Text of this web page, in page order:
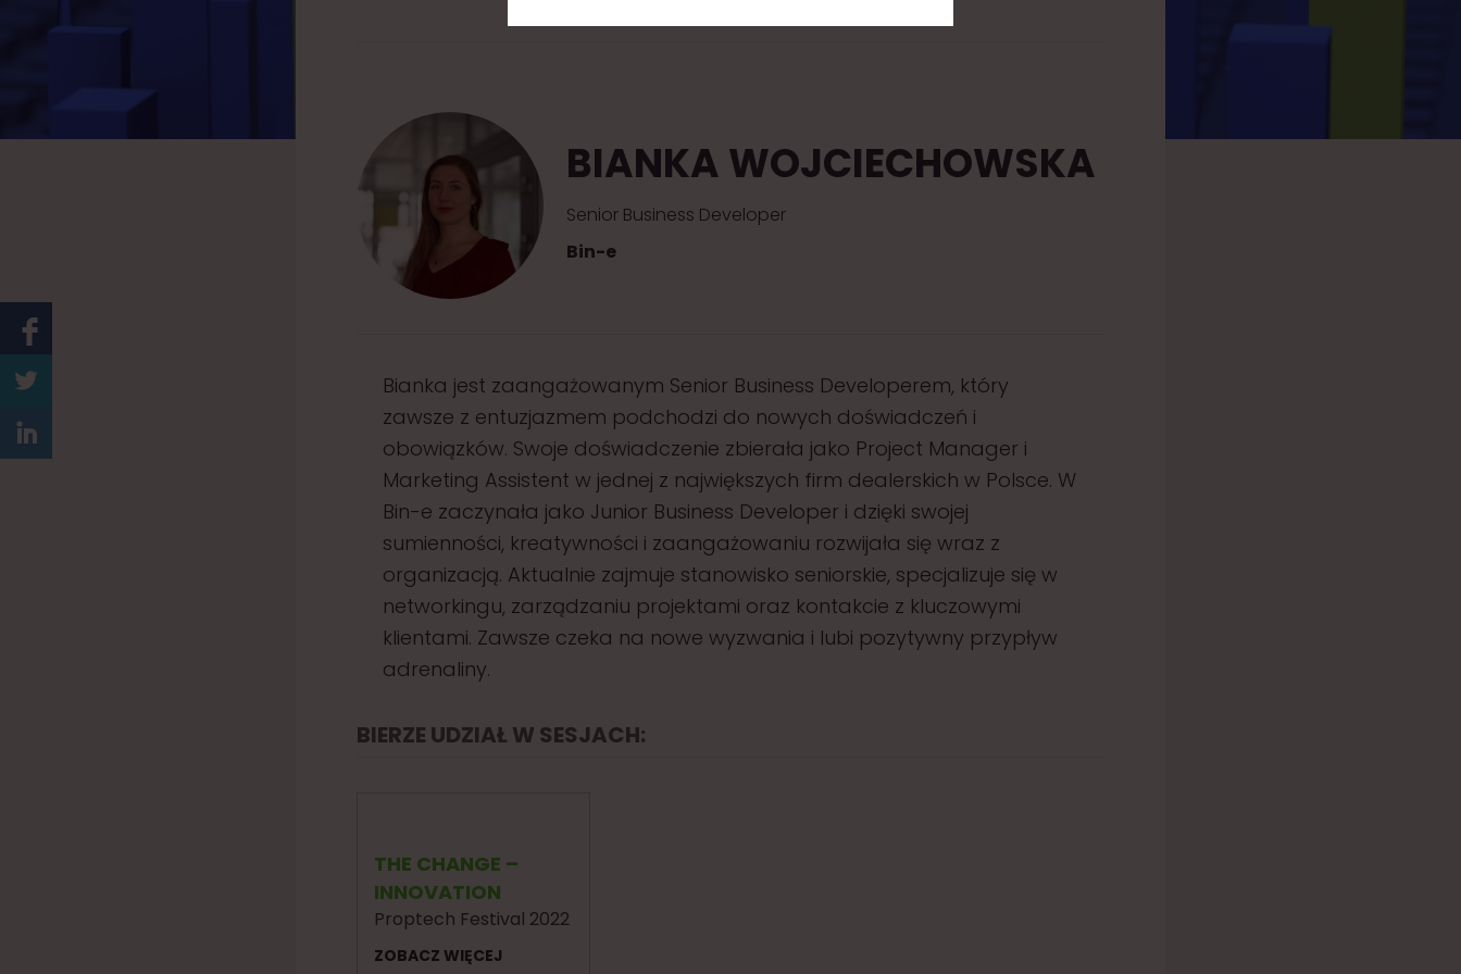
BIANKA WOJCIECHOWSKA
Senior Business Developer
Bin-e
Bianka jest zaangażowanym Senior Business Developerem, który
zawsze z entuzjazmem podchodzi do nowych doświadczeń i
obowiązków. Swoje doświadczenie zbierała jako Project Manager i
Marketing Assistent w jednej z największych firm dealerskich w Polsce. W
Bin-e zaczynała jako Junior Business Developer i dzięki swojej
sumienności, kreatywności i zaangażowaniu rozwijała się wraz z
organizacją. Aktualnie zajmuje stanowisko seniorskie, specjalizuje się w
networkingu, zarządzaniu projektami oraz kontakcie z kluczowymi
klientami. Zawsze czeka na nowe wyzwania i lubi pozytywny przypływ
adrenaliny.
BIERZE UDZIAŁ W SESJACH:
THE CHANGE –
INNOVATION
Proptech Festival 2022
ZOBACZ WIĘCEJ